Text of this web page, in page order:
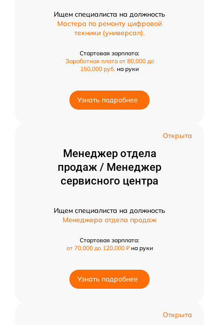
Ищем специалиста на должность
Мастера по ремонту цифровой
техники (универсал).
Стартовая зарплата:
Заработная плата от 80,000 до
150,000 руб. на руки
Узнать подробнее
Открыта
Менеджер отдела
продаж / Менеджер
сервисного центра
Ищем специалиста на должность
Менеджера отдела продаж
Стартовая зарплата:
от 70,000 до 120,000 ₽ на руки
Узнать подробнее
Открыта